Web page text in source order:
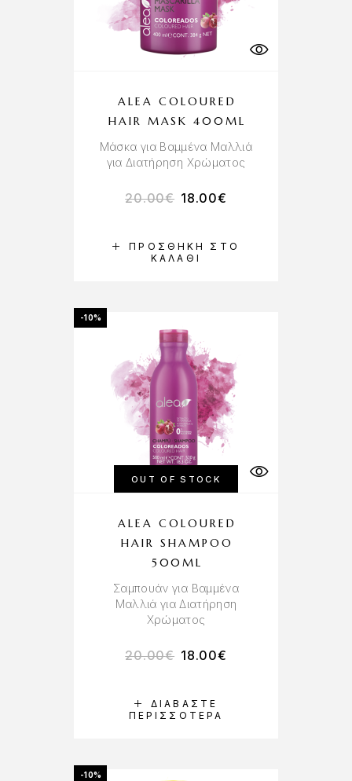
ΠΡΟΣΘΉΚΗ ΣΤΟ
ΚΑΛΆΘΙ
ALEA COLOURED
HAIR MASK 400ML
Μάσκα για Βαμμένα Μαλλιά
για Διατήρηση Χρώματος
20.00€ 18.00€
-10%
OUT OF STOCK
ΔΙΑΒΆΣΤΕ
ΠΕΡΙΣΣΌΤΕΡΑ
ALEA COLOURED
HAIR SHAMPOO
500ML
Σαμπουάν για Βαμμένα
Μαλλιά για Διατήρηση
Χρώματος
20.00€ 18.00€
-10%